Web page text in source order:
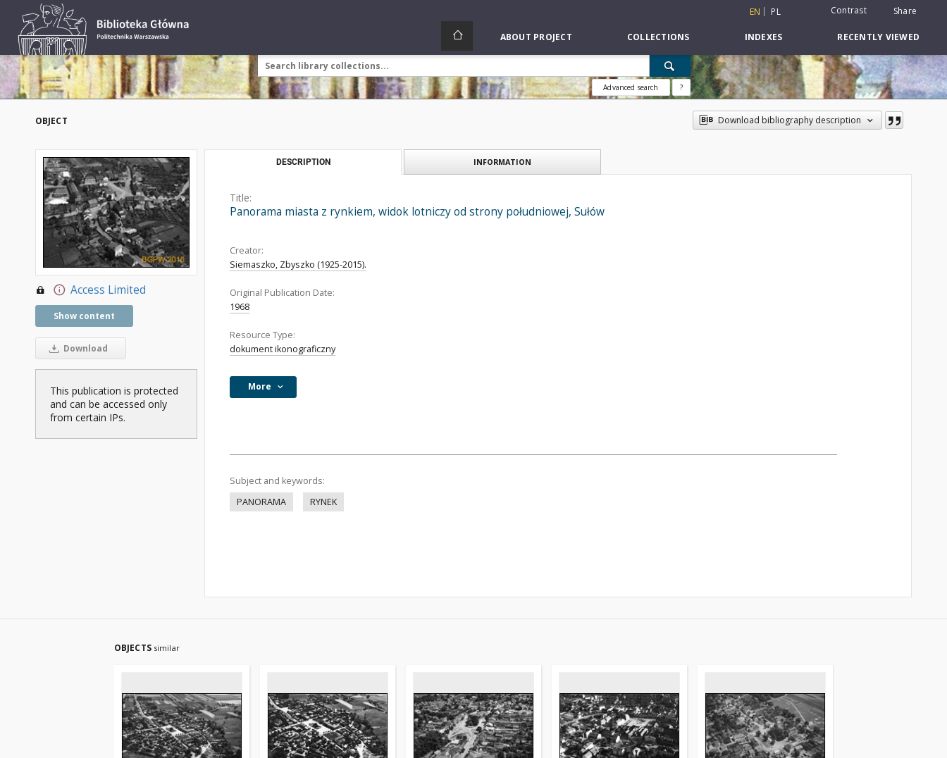
EN PL Contrast Share
ABOUT PROJECT COLLECTIONS INDEXES RECENTLY VIEWED
Advanced search ?
OBJECT Download bibliography description
Access Limited
Show content
Download
This publication is protected
and can be accessed only
from certain IPs.
DESCRIPTION INFORMATION
Title:
Panorama miasta z rynkiem, widok lotniczy od strony południowej, Sułów
Creator:
Siemaszko, Zbyszko (1925-2015).
Original Publication Date:
1968
Resource Type:
dokument ikonograficzny
More
Subject and keywords:
PANORAMA
RYNEK
OBJECTS similar